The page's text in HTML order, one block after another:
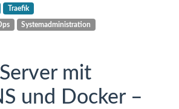
Traefik
Systemadministration
mit
und Docker –